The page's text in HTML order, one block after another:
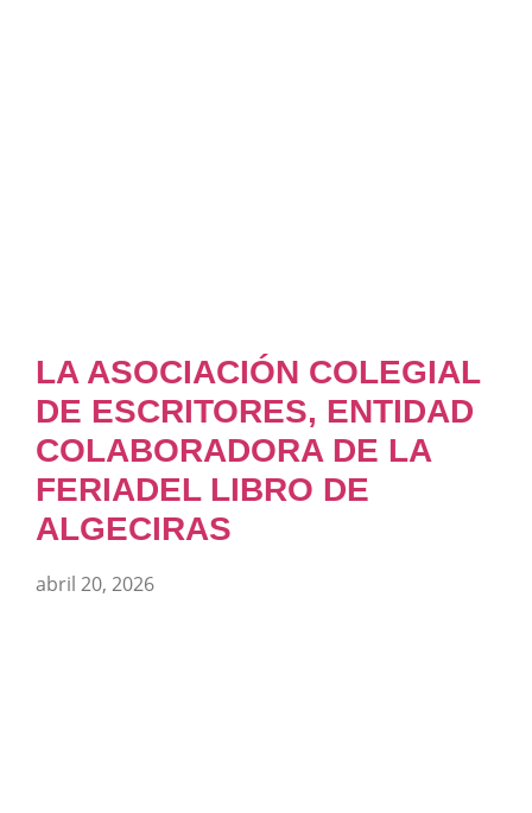
LA ASOCIACIÓN COLEGIAL
DE ESCRITORES, ENTIDAD
COLABORADORA DE LA
FERIADEL LIBRO DE
ALGECIRAS
abril 20, 2026